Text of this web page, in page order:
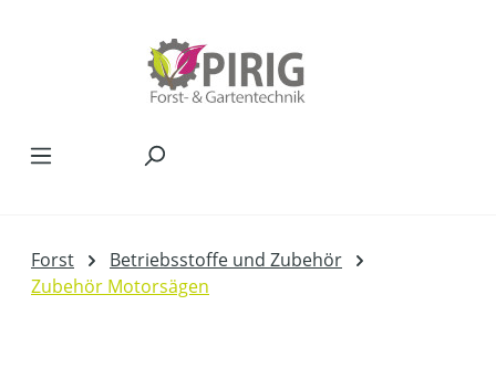
Forst
Betriebsstoffe und Zubehör
Zubehör Motorsägen